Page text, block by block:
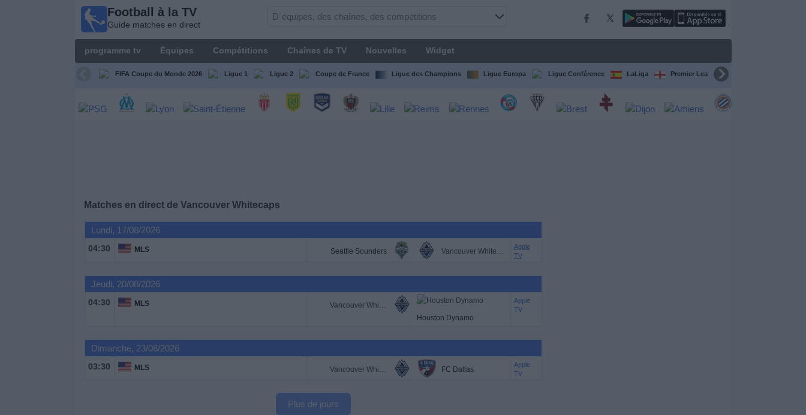
Football à la TV
Guide matches en direct
programme tv Équipes Compétitions Chaînes de TV Nouvelles Widget
FIFA Coupe du Monde 2026 Ligue 1 Ligue 2 Coupe de France Ligue des Champions Ligue Europa Ligue Conférence LaLiga Premier League
Matches en direct de Vancouver Whitecaps
Lundi, 17/08/2026
04:30 MLS Seattle Sounders Vancouver Whitecaps
Apple
TV
Jeudi, 20/08/2026
04:30 MLS
Vancouver Whitecaps
Houston Dynamo
Apple
TV
Dimanche, 23/08/2026
03:30 MLS Vancouver Whitecaps FC Dallas
Apple
TV
Plus de jours